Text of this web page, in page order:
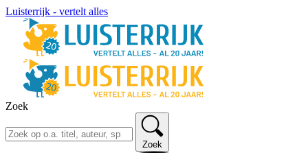
Luisterrijk - vertelt alles
Zoek
Zoek